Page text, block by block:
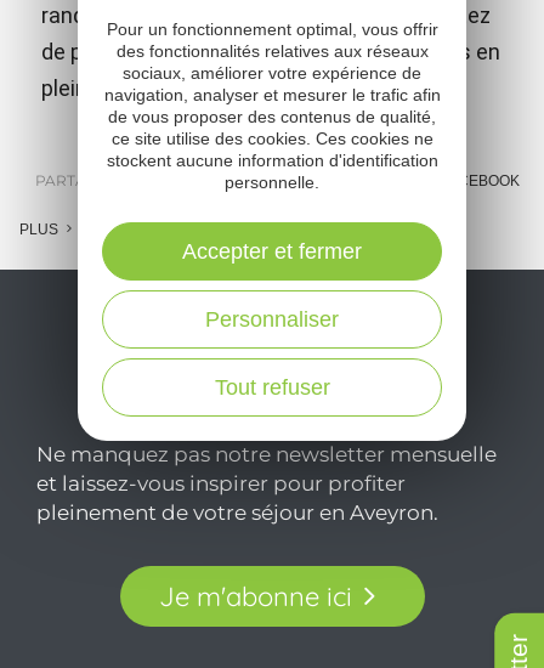
randonnée, la via ferrata et l’escalade. Profitez
de panoramas exceptionnels et d’aventures en
pleine nature !
PARTAGER : E-MAIL MESSENGER FACEBOOK
PLUS
Ne manquez pas notre newsletter mensuelle
et laissez-vous inspirer pour profiter
pleinement de votre séjour en Aveyron.
Je m'abonne ici
Pour un fonctionnement optimal, vous offrir
des fonctionnalités relatives aux réseaux
sociaux, améliorer votre expérience de
navigation, analyser et mesurer le trafic afin
de vous proposer des contenus de qualité,
ce site utilise des cookies. Ces cookies ne
stockent aucune information d'identification
personnelle.
Tout refuser
Personnaliser
Accepter et fermer